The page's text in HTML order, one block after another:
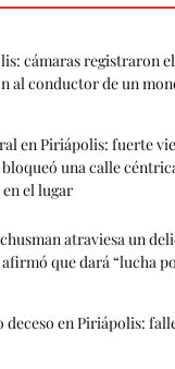
cámaras registraron
al conductor de un
en Piriápolis: fuerte
una calle
el lugar
atraviesa un
que dará “lucha
deceso en Piriápolis: